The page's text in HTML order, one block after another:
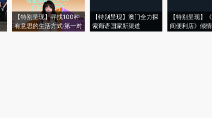
【特别呈现】寻找100种
有意思的生活方式·第一对
【特别呈现】澳门全力探
索葡语国家新渠道
【特别呈现】
间便利店》倾